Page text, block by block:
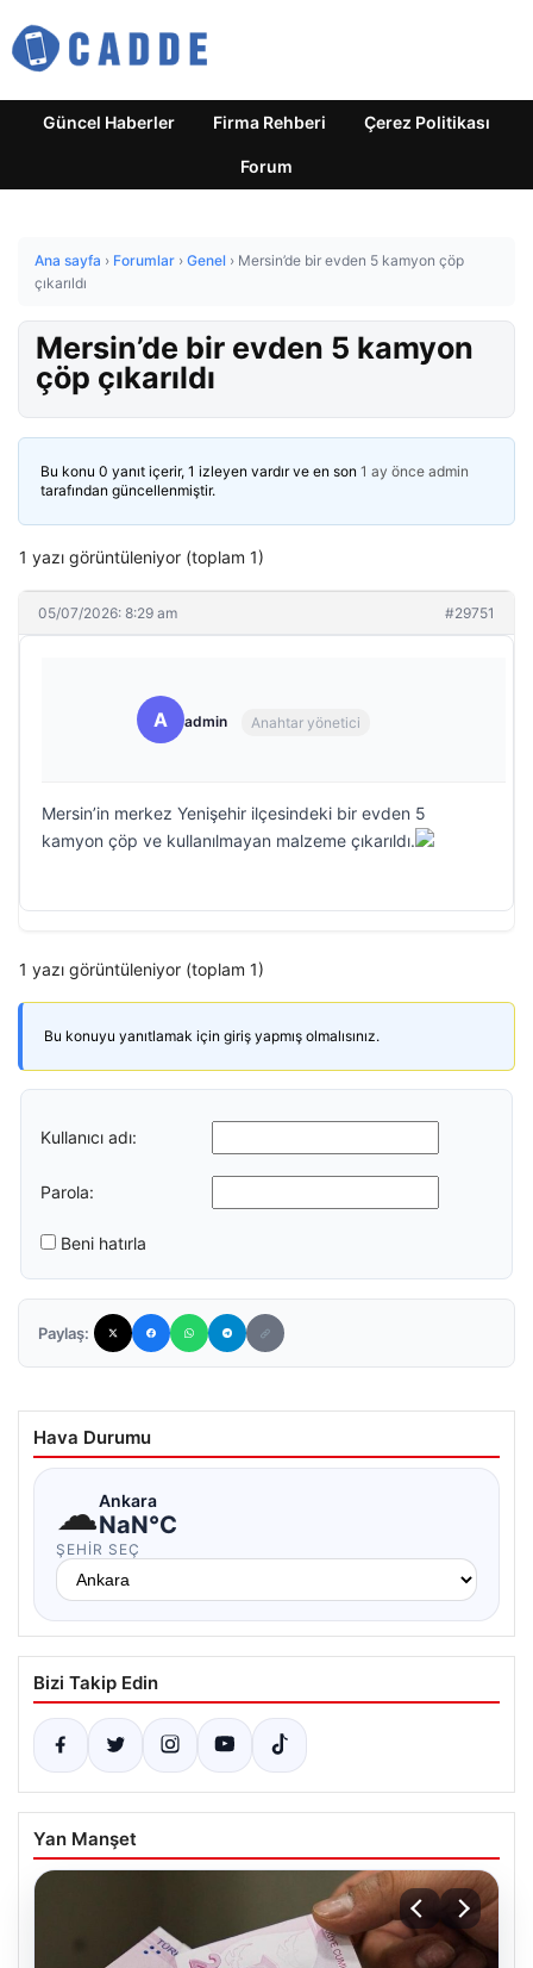
Güncel Haberler Firma Rehberi Çerez Politikası
Forum
Ana sayfa › Forumlar › Genel › Mersin’de bir evden 5 kamyon çöp
çıkarıldı
Mersin’de bir evden 5 kamyon
çöp çıkarıldı
Bu konu 0 yanıt içerir, 1 izleyen vardır ve en son 1 ay önce admin
tarafından güncellenmiştir.
1 yazı görüntüleniyor (toplam 1)
05/07/2026: 8:29 am #29751
A admin Anahtar yönetici
Mersin’in merkez Yenişehir ilçesindeki bir evden 5
kamyon çöp ve kullanılmayan malzeme çıkarıldı.
1 yazı görüntüleniyor (toplam 1)
Bu konuyu yanıtlamak için giriş yapmış olmalısınız.
Kullanıcı adı:
Parola:
Beni hatırla
Paylaş:
Hava Durumu
☁Ankara
NaN°C
ŞEHIR SEÇ
Bizi Takip Edin
Yan Manşet